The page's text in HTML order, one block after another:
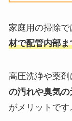
家庭用の掃除で
材で配管内部ま
高圧洗浄や薬剤
の汚れや臭気
がメリットです